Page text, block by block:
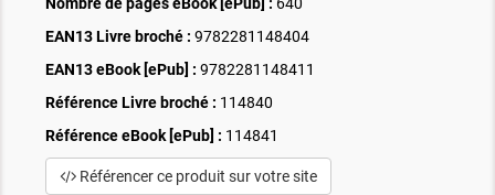
Nombre de pages eBook [ePub] : 640
EAN13 Livre broché : 9782281148404
EAN13 eBook [ePub] : 9782281148411
Référence Livre broché : 114840
Référence eBook [ePub] : 114841
Référencer ce produit sur votre site